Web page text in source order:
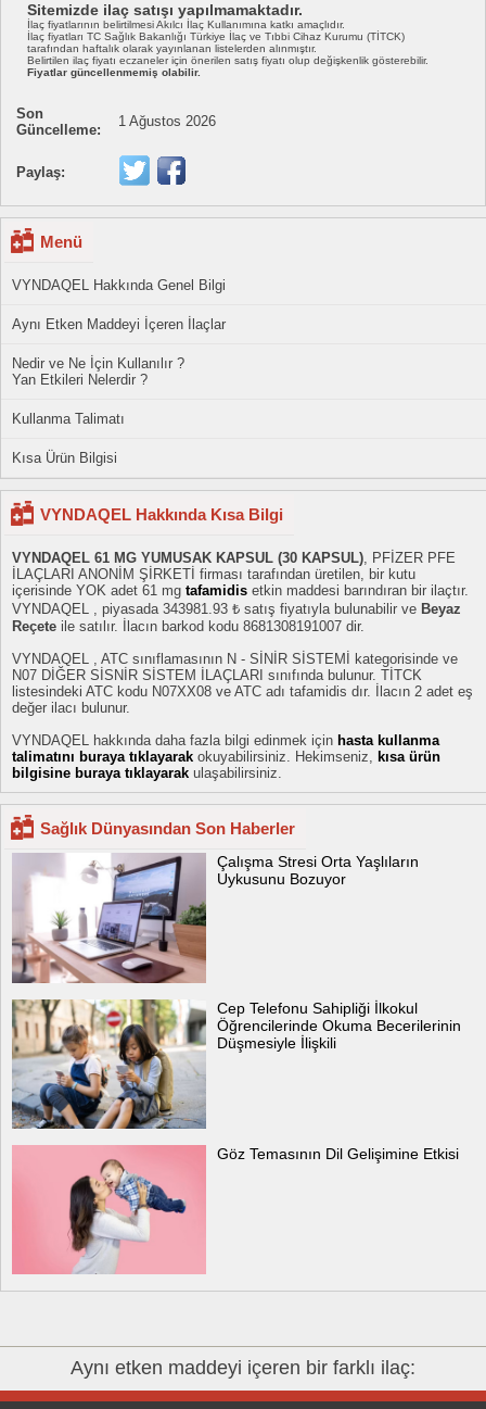
Sitemizde ilaç satışı yapılmamaktadır.
İlaç fiyatlarının belirtilmesi Akılcı İlaç Kullanımına katkı amaçlıdır.
İlaç fiyatları TC Sağlık Bakanlığı Türkiye İlaç ve Tıbbi Cihaz Kurumu (TİTCK)
tarafından haftalık olarak yayınlanan listelerden alınmıştır.
Belirtilen ilaç fiyatı eczaneler için önerilen satış fiyatı olup değişkenlik gösterebilir.
Fiyatlar güncellenmemiş olabilir.
Son
Güncelleme:
1 Ağustos 2026
Paylaş:
Menü
VYNDAQEL Hakkında Genel Bilgi
Aynı Etken Maddeyi İçeren İlaçlar
Nedir ve Ne İçin Kullanılır ?
Yan Etkileri Nelerdir ?
Kullanma Talimatı
Kısa Ürün Bilgisi
VYNDAQEL Hakkında Kısa Bilgi
VYNDAQEL 61 MG YUMUSAK KAPSUL (30 KAPSUL), PFİZER PFE
İLAÇLARI ANONİM ŞİRKETİ firması tarafından üretilen, bir kutu
içerisinde YOK adet 61 mg tafamidis etkin maddesi barındıran bir ilaçtır.
VYNDAQEL , piyasada 343981.93 ₺ satış fiyatıyla bulunabilir ve Beyaz
Reçete ile satılır. İlacın barkod kodu 8681308191007 dir.
VYNDAQEL , ATC sınıflamasının N - SİNİR SİSTEMİ kategorisinde ve
N07 DİĞER SİSNİR SİSTEM İLAÇLARI sınıfında bulunur. TİTCK
listesindeki ATC kodu N07XX08 ve ATC adı tafamidis dır. İlacın 2 adet eş
değer ilacı bulunur.
VYNDAQEL hakkında daha fazla bilgi edinmek için hasta kullanma
talimatını buraya tıklayarak okuyabilirsiniz. Hekimseniz, kısa ürün
bilgisine buraya tıklayarak ulaşabilirsiniz.
Sağlık Dünyasından Son Haberler
Çalışma Stresi Orta Yaşlıların
Uykusunu Bozuyor
Cep Telefonu Sahipliği İlkokul
Öğrencilerinde Okuma Becerilerinin
Düşmesiyle İlişkili
Göz Temasının Dil Gelişimine Etkisi
Aynı etken maddeyi içeren bir farklı ilaç: